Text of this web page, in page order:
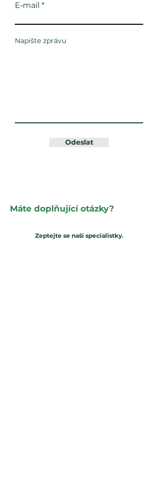
E‑mail
Napište zprávu
Odeslat
Máte doplňující otázky?
Zeptejte se naší specialistky.